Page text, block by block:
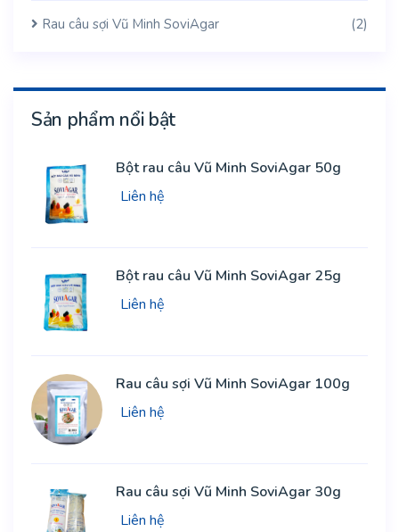
Rau câu sợi Vũ Minh SoviAgar (2)
Sản phẩm nổi bật
Bột rau câu Vũ Minh SoviAgar 50g
Liên hệ
Bột rau câu Vũ Minh SoviAgar 25g
Liên hệ
Rau câu sợi Vũ Minh SoviAgar 100g
Liên hệ
Rau câu sợi Vũ Minh SoviAgar 30g
Liên hệ